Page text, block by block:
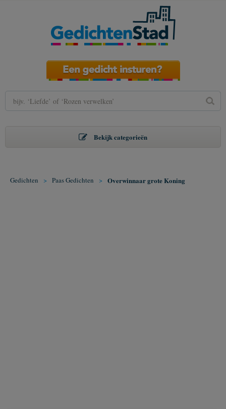
Bekijk categorieën
Gedichten > Paas Gedichten > Overwinnaar grote Koning